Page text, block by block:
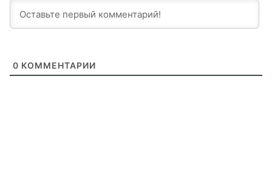
0 КОММЕНТАРИИ